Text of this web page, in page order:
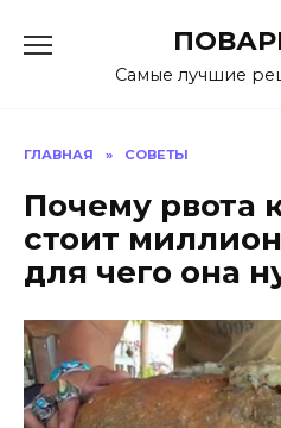
содержаниюСамые лучшие
ГЛАВНАЯ » СОВЕТЫ
Почему рвота
стоит
для чего она